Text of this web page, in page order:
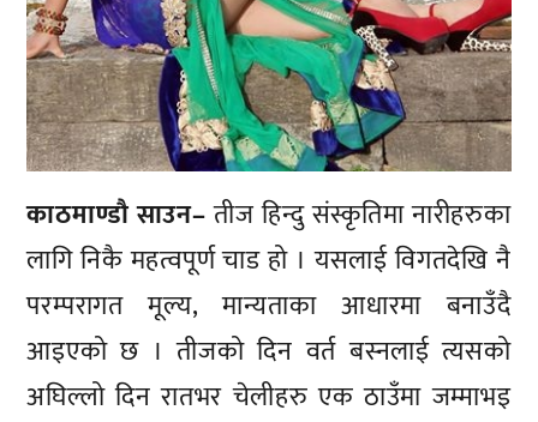
काठमाण्डाै साउन–तीज हिन्दु संस्कृतिमा नारीहरुका
लागि निकै महत्वपूर्ण चाड हो । यसलाई विगतदेखि नै
परम्परागत मूल्य, मान्यताका आधारमा बनाउँदै
आइएको छ । तीजको दिन वर्त बस्नलाई त्यसको
अघिल्लो दिन रातभर चेलीहरु एक ठाउँमा जम्माभइ